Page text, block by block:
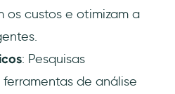
os custos e otimizam a
: Pesquisas
de análise